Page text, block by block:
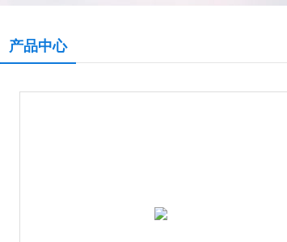
产品中心